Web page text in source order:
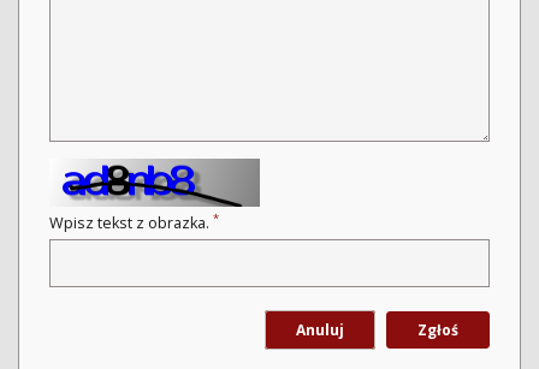
Wpisz tekst z obrazka. *
Anuluj Zgłoś